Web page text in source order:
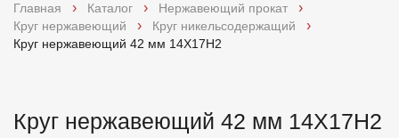
Услуги
Доставка и оплата
Главная Каталог
Нержавеющий прокат
Круг нержавеющий
Круг никельсодержащий
Круг нержавеющий 42 мм 14Х17Н2
Круг нержавеющий 42 мм 14Х17Н2